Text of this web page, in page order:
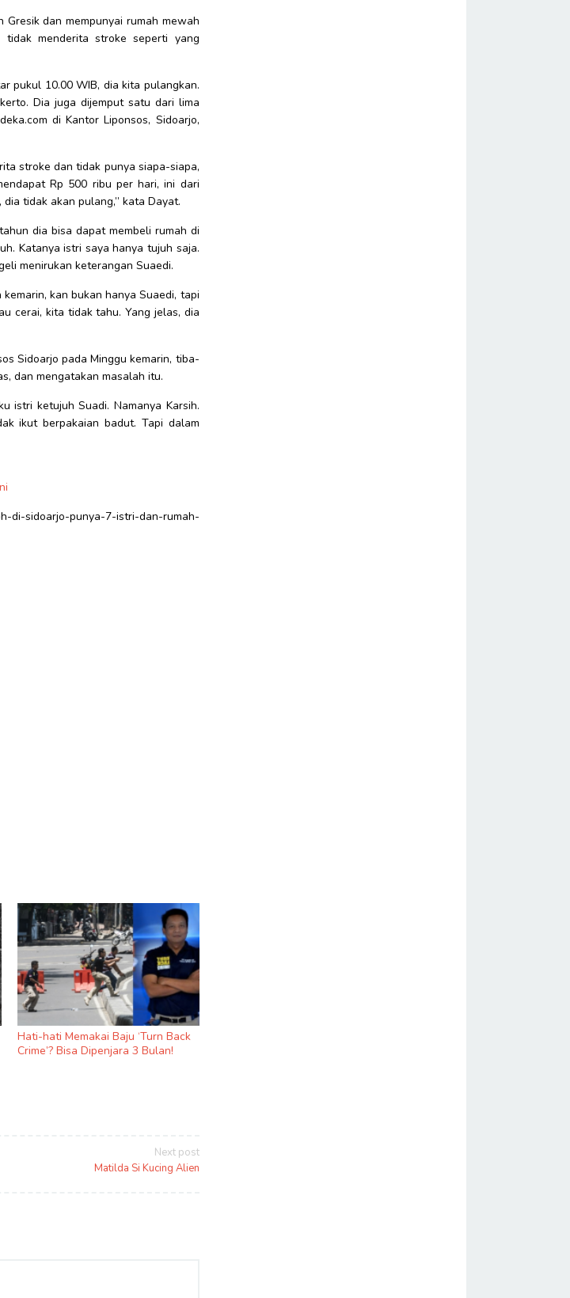
dan mempunyai rumah mewah
menderita stroke seperti yang
pukul 10.00 WIB, dia kita pulangkan.
Dia juga dijemput satu dari lima
di Kantor Liponsos, Sidoarjo,
stroke dan tidak punya siapa-siapa,
Rp 500 ribu per hari, ini dari
tidak akan pulang,” kata Dayat.
dia bisa dapat membeli rumah di
Katanya istri saya hanya tujuh saja.
menirukan keterangan Suaedi.
kan bukan hanya Suaedi, tapi
cerai, kita tidak tahu. Yang jelas, dia
Sidoarjo pada Minggu kemarin, tiba-
dan mengatakan masalah itu.
istri ketujuh Suadi. Namanya Karsih.
ikut berpakaian badut. Tapi dalam
sidoarjo-punya-7-istri-dan-rumah-
Hati-hati Memakai Baju ‘Turn Back
Crime’? Bisa Dipenjara 3 Bulan!
Next post
Matilda Si Kucing Alien